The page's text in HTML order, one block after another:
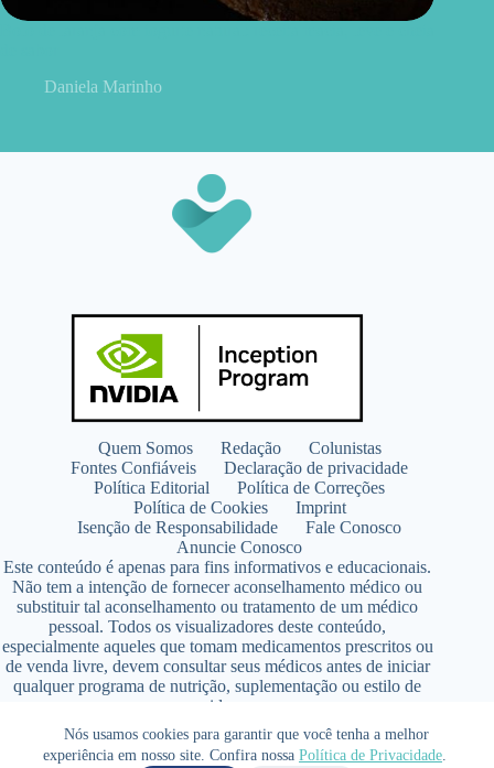
Nós usamos cookies para garantir que você tenha a melhor
experiência em nosso site. Confira nossa Política de Privacidade.
Daniela Marinho
Quem Somos Redação
Colunistas
Fontes Confiáveis
Declaração de privacidade
Política Editorial
Política de Correções
Política de Cookies
Imprint
Isenção de Responsabilidade
Fale Conosco
Anuncie Conosco
Este conteúdo é apenas para fins informativos e educacionais.
Não tem a intenção de fornecer aconselhamento médico ou
substituir tal aconselhamento ou tratamento de um médico
pessoal. Todos os visualizadores deste conteúdo,
especialmente aqueles que tomam medicamentos prescritos ou
de venda livre, devem consultar seus médicos antes de iniciar
qualquer programa de nutrição, suplementação ou estilo de
vida.
Copyright © 2026 - SaúdeLAB.com pertence ao grupo
VKCF Soluções Digitais Ltda - CNPJ n° 43.726.917/0001-80